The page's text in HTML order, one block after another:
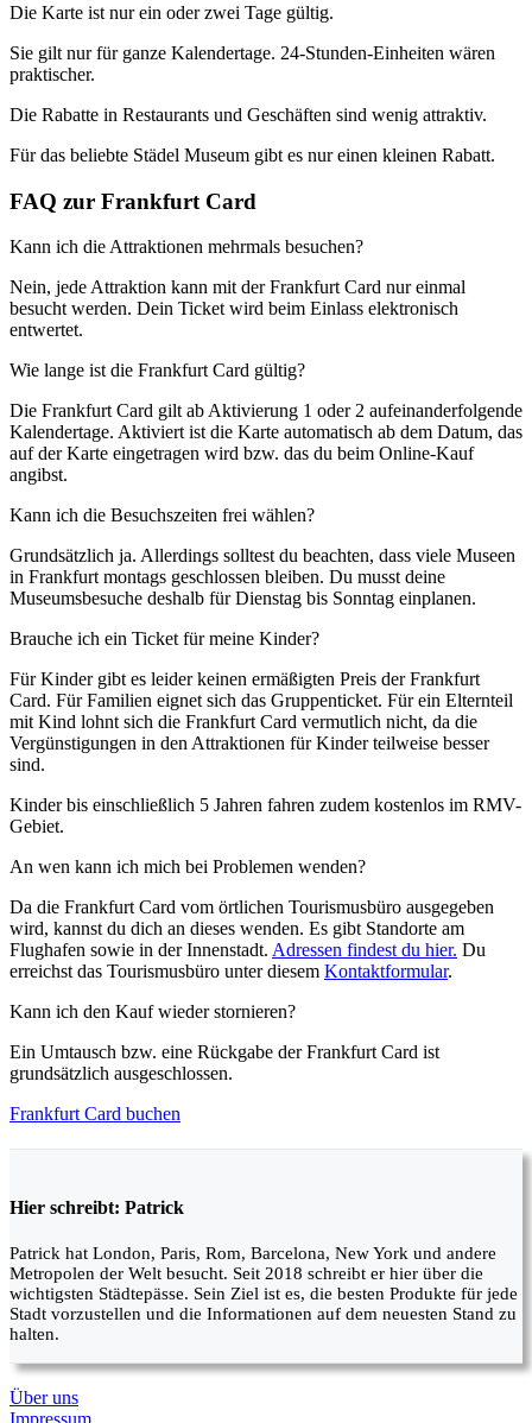
Die Karte ist nur ein oder zwei Tage gültig.
Sie gilt nur für ganze Kalendertage. 24-Stunden-Einheiten wären
praktischer.
Die Rabatte in Restaurants und Geschäften sind wenig attraktiv.
Für das beliebte Städel Museum gibt es nur einen kleinen Rabatt.
FAQ zur Frankfurt Card
Kann ich die Attraktionen mehrmals besuchen?
Nein, jede Attraktion kann mit der Frankfurt Card nur einmal
besucht werden. Dein Ticket wird beim Einlass elektronisch
entwertet.
Wie lange ist die Frankfurt Card gültig?
Die Frankfurt Card gilt ab Aktivierung 1 oder 2 aufeinanderfolgende
Kalendertage. Aktiviert ist die Karte automatisch ab dem Datum, das
auf der Karte eingetragen wird bzw. das du beim Online-Kauf
angibst.
Kann ich die Besuchszeiten frei wählen?
Grundsätzlich ja. Allerdings solltest du beachten, dass viele Museen
in Frankfurt montags geschlossen bleiben. Du musst deine
Museumsbesuche deshalb für Dienstag bis Sonntag einplanen.
Brauche ich ein Ticket für meine Kinder?
Für Kinder gibt es leider keinen ermäßigten Preis der Frankfurt
Card. Für Familien eignet sich das Gruppenticket. Für ein Elternteil
mit Kind lohnt sich die Frankfurt Card vermutlich nicht, da die
Vergünstigungen in den Attraktionen für Kinder teilweise besser
sind.
Kinder bis einschließlich 5 Jahren fahren zudem kostenlos im RMV-
Gebiet.
An wen kann ich mich bei Problemen wenden?
Da die Frankfurt Card vom örtlichen Tourismusbüro ausgegeben
wird, kannst du dich an dieses wenden. Es gibt Standorte am
Flughafen sowie in der Innenstadt. Adressen findest du hier. Du
erreichst das Tourismusbüro unter diesem Kontaktformular.
Kann ich den Kauf wieder stornieren?
Ein Umtausch bzw. eine Rückgabe der Frankfurt Card ist
grundsätzlich ausgeschlossen.
Frankfurt Card buchen
Hier schreibt: Patrick
Patrick hat London, Paris, Rom, Barcelona, New York und andere
Metropolen der Welt besucht. Seit 2018 schreibt er hier über die
wichtigsten Städtepässe. Sein Ziel ist es, die besten Produkte für jede
Stadt vorzustellen und die Informationen auf dem neuesten Stand zu
halten.
Über uns
Impressum